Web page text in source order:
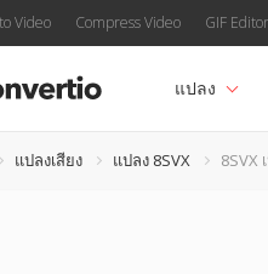
Video Compress Video GIF Editor
แปลง
แปลงเสียง แปลง 8SVX 8SVX